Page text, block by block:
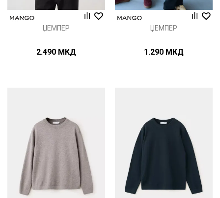
ЏЕМПЕР
2.490 МКД
ЏЕМПЕР
1.290 МКД